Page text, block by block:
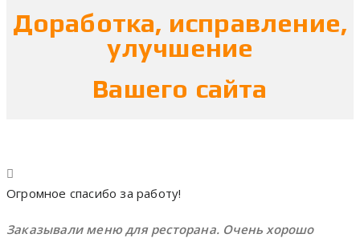
Доработка, исправление,
улучшение
Вашего сайта
Огромное спасибо за работу!
Заказывали меню для ресторана. Очень хорошо